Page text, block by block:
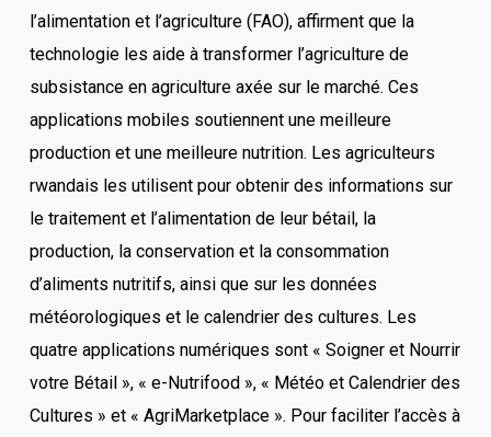
l’alimentation et l’agriculture (FAO), affirment que la
technologie les aide à transformer l’agriculture de
subsistance en agriculture axée sur le marché. Ces
applications mobiles soutiennent une meilleure
production et une meilleure nutrition. Les agriculteurs
rwandais les utilisent pour obtenir des informations sur
le traitement et l’alimentation de leur bétail, la
production, la conservation et la consommation
d’aliments nutritifs, ainsi que sur les données
météorologiques et le calendrier des cultures. Les
quatre applications numériques sont « Soigner et Nourrir
votre Bétail », « e-Nutrifood », « Météo et Calendrier des
Cultures » et « AgriMarketplace ». Pour faciliter l’accès à